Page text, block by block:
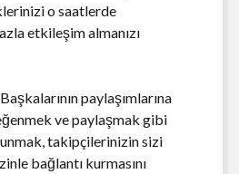
o saatlerde
etkileşim almanızı
paylaşımlarına
ve paylaşmak gibi
takipçilerinizin sizi
bağlantı kurmasını